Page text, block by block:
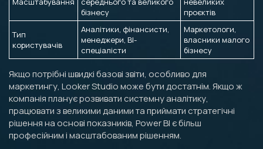
бізнесу
проєктів
Тип
користувачів
Аналітики, фінансисти,
менеджери, BI-
спеціалісти
Маркетологи,
власники малого
бізнесу
Якщо потрібні швидкі базові звіти, особливо для
маркетингу, Looker Studio може бути достатнім. Якщо ж
компанія планує розвивати системну аналітику,
працювати з великими даними та приймати стратегічні
рішення на основі показників, Power BI є більш
професійним і масштабованим рішенням.